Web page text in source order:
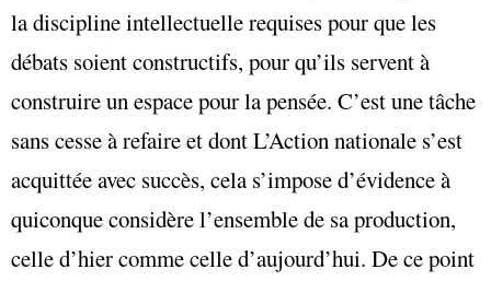
la discipline intellectuelle requises pour que les
débats soient constructifs, pour qu’ils servent à
construire un espace pour la pensée. C’est une tâche
sans cesse à refaire et dont L’Action nationale s’est
acquittée avec succès, cela s’impose d’évidence à
quiconque considère l’ensemble de sa production,
celle d’hier comme celle d’aujourd’hui. De ce point